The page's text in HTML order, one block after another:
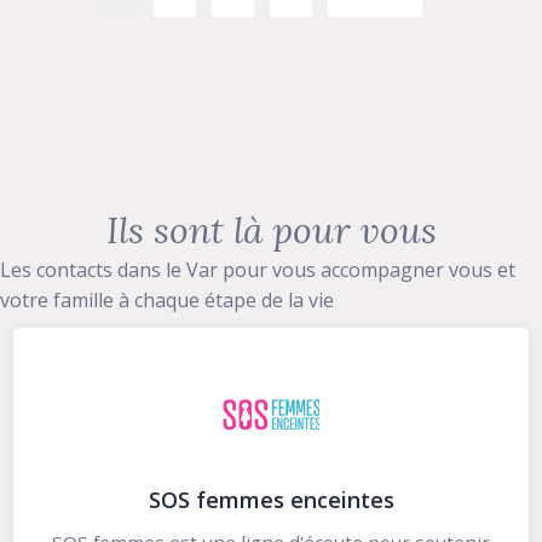
Ils sont là pour vous
Les contacts dans le Var pour vous accompagner vous et
votre famille à chaque étape de la vie
Au coeur des hommes